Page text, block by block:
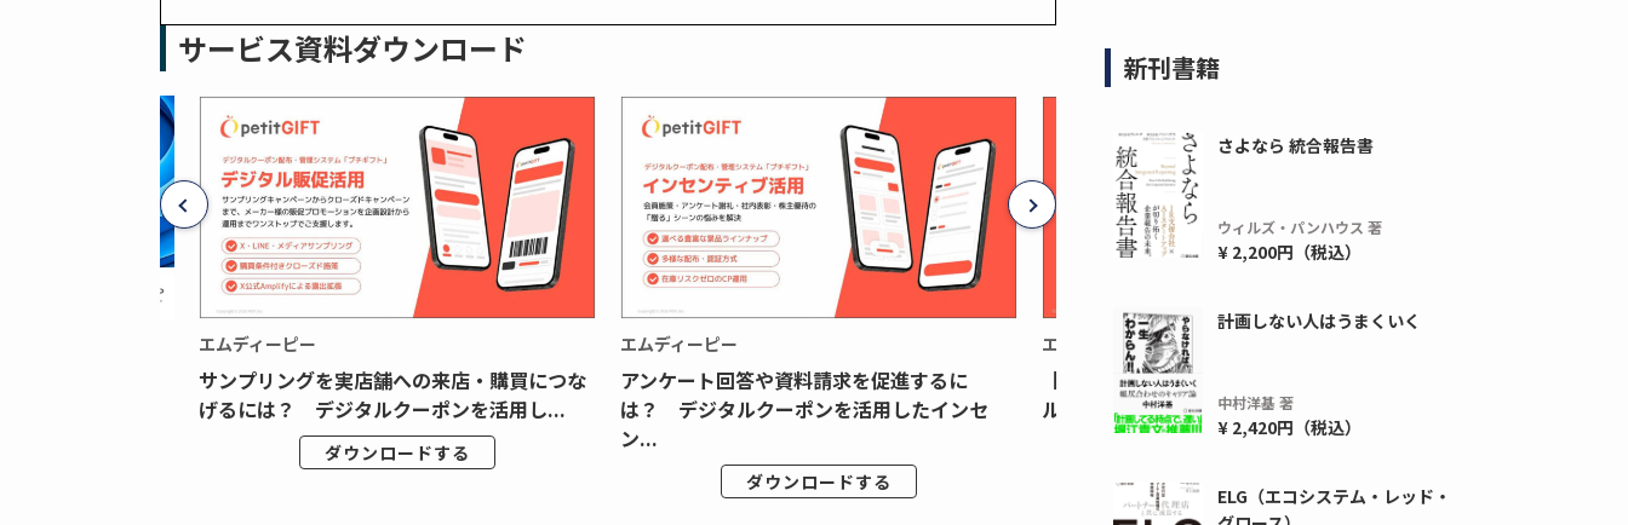
サービス資料ダウンロード
エムディーピー
サンプリングを実店舗への来店・購買につな
げるには？ デジタルクーポンを活用し...
ダウンロードする
エムディーピー
アンケート回答や資料請求を促進するに
は？ デジタルクーポンを活用したインセ
ン...
ダウンロードする
エムディーピー
【月間1,000万本以上の配布実績！】デジタ
ルクーポンを活用した販促キャンペーンを...
新刊書籍
さよなら 統合報告書
ウィルズ・パンハウス 著
¥ 2,200円（税込）
計画しない人はうまくいく
中村洋基 著
¥ 2,420円（税込）
ELG（エコシステム・レッド・